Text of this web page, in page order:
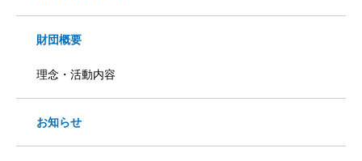
財団概要
理念・活動内容
お知らせ